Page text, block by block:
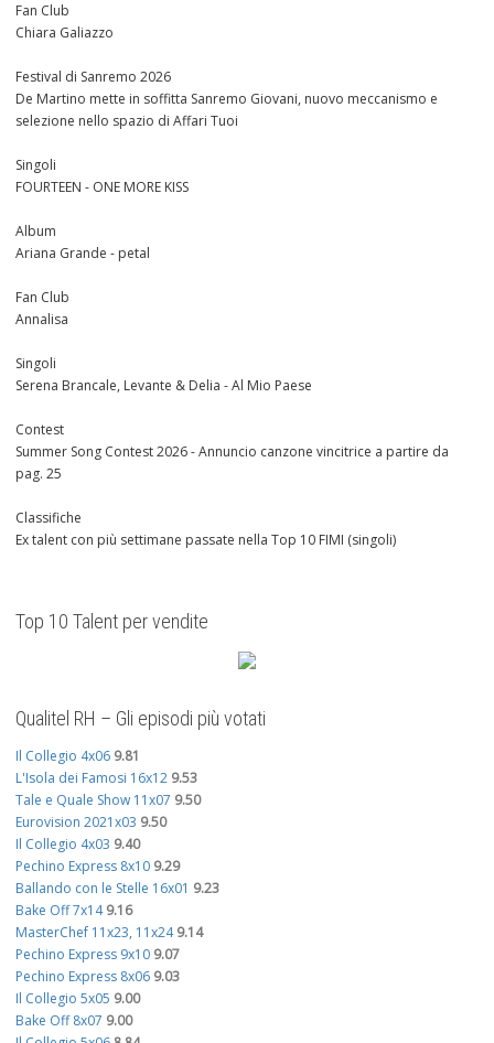
Fan Club
Chiara Galiazzo
Festival di Sanremo 2026
De Martino mette in soffitta Sanremo Giovani, nuovo meccanismo e
selezione nello spazio di Affari Tuoi
Singoli
FOURTEEN - ONE MORE KISS
Album
Ariana Grande - petal
Fan Club
Annalisa
Singoli
Serena Brancale, Levante & Delia - Al Mio Paese
Contest
Summer Song Contest 2026 - Annuncio canzone vincitrice a partire da
pag. 25
Classifiche
Ex talent con più settimane passate nella Top 10 FIMI (singoli)
Top 10 Talent per vendite
Qualitel RH – Gli episodi più votati
Il Collegio 4x06 9.81
L'Isola dei Famosi 16x12 9.53
Tale e Quale Show 11x07 9.50
Eurovision 2021x03 9.50
Il Collegio 4x03 9.40
Pechino Express 8x10 9.29
Ballando con le Stelle 16x01 9.23
Bake Off 7x14 9.16
MasterChef 11x23, 11x24 9.14
Pechino Express 9x10 9.07
Pechino Express 8x06 9.03
Il Collegio 5x05 9.00
Bake Off 8x07 9.00